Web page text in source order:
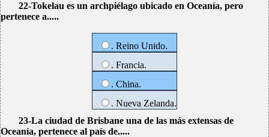
22-Tokelau es un archpiélago ubicado en Oceanía, pero
pertenece a.....
. Reino Unido.
. Francia.
. China.
. Nueva Zelanda.
23-La ciudad de Brisbane una de las más extensas de
Oceanía, pertenece al país de.....